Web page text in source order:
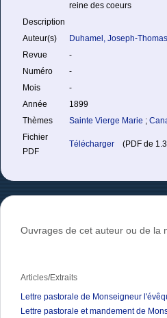
reine des coeurs
Description
Auteur(s)
Duhamel, Joseph-Thomas
Revue
-
Numéro
-
Mois
-
Année
1899
Thèmes
Sainte Vierge Marie ;
Fichier
PDF
Télécharger (PDF de
Ouvrages de cet auteur ou de la
Articles/Extraits
Lettre pastorale de Monseigneur
Lettre pastorale et mandement de